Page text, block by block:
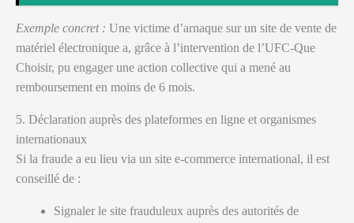
Exemple concret : Une victime d’arnaque sur un site de vente de
matériel électronique a, grâce à l’intervention de l’UFC-Que
Choisir, pu engager une action collective qui a mené au
remboursement en moins de 6 mois.
5. Déclaration auprès des plateformes en ligne et organismes
internationaux
Si la fraude a eu lieu via un site e-commerce international, il est
conseillé de :
Signaler le site frauduleux auprès des autorités de